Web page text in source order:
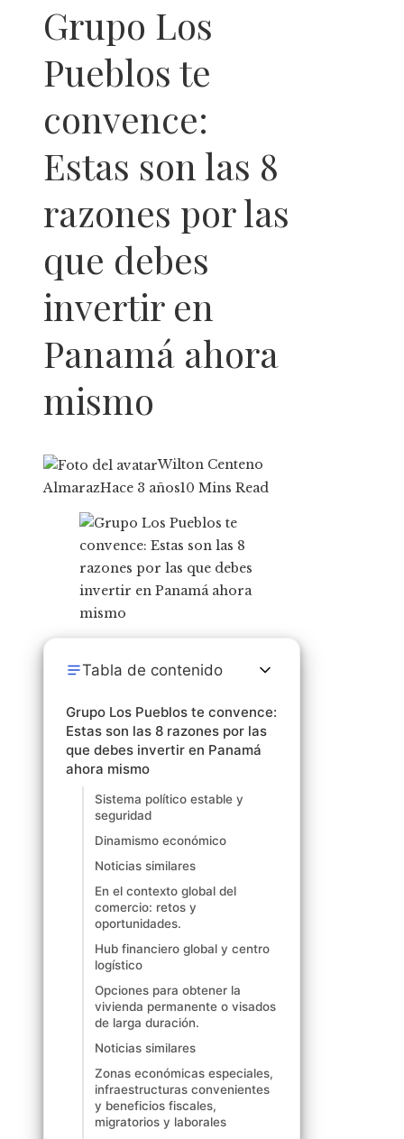
Grupo Los
Pueblos te
convence:
Estas son las 8
razones por las
que debes
invertir en
Panamá ahora
mismo
Wilton Centeno
AlmarazHace 3 años10 Mins Read
Tabla de contenido
Grupo Los Pueblos te convence:
Estas son las 8 razones por las
que debes invertir en Panamá
ahora mismo
Sistema político estable y
seguridad
Dinamismo económico
Noticias similares
En el contexto global del
comercio: retos y
oportunidades.
Hub financiero global y centro
logístico
Opciones para obtener la
vivienda permanente o visados
de larga duración.
Noticias similares
Zonas económicas especiales,
infraestructuras convenientes
y beneficios fiscales,
migratorios y laborales